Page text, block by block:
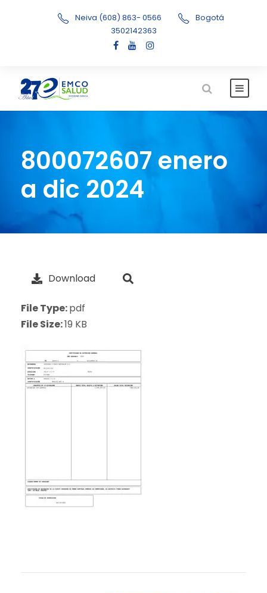
Neiva (608) 863- 0566
Bogotá
3502142363
800072607 enero
a dic 2024
Download
File Type:pdf
File Size:19 KB